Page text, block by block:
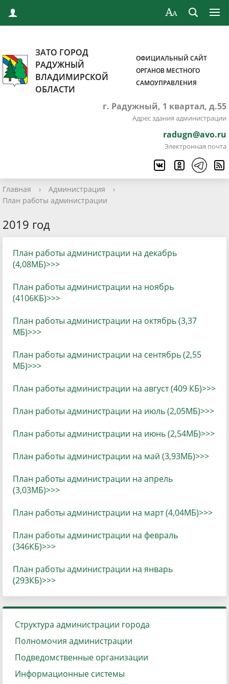
ЗАТО ГОРОД
РАДУЖНЫЙ
ВЛАДИМИРСКОЙ
ОБЛАСТИ
ОФИЦИАЛЬНЫЙ САЙТ
ОРГАНОВ МЕСТНОГО
САМОУПРАВЛЕНИЯ
г. Радужный, 1 квартал, д.55
Адрес здания администрации
radugn@avo.ru
Электронная почта
Главная › Администрация
›
План работы администрации
2019 год
План работы администрации на декабрь
(4,08МБ)>>>
План работы администрации на ноябрь
(4106КБ)>>>
План работы администрации на октябрь (3,37
МБ)>>>
План работы администрации на сентябрь (2,55
МБ)>>>
План работы администрации на август (409 КБ)>>>
План работы администрации на июль (2,05МБ)>>>
План работы администрации на июнь (2,54МБ)>>>
План работы администрации на май (3,93МБ)>>>
План работы администрации на апрель
(3,03МБ)>>>
План работы администрации на март (4,04МБ)>>>
План работы администрации на февраль
(346КБ)>>>
План работы администрации на январь
(293КБ)>>>
Структура администрации города
Полномочия администрации
Подведомственные организации
Информационные системы